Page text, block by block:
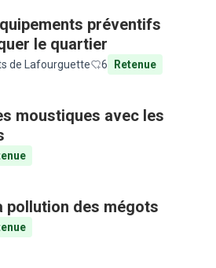
préventifs
le quartier
de Lafourguette 6 Retenue
moustiques avec les
pollution des mégots